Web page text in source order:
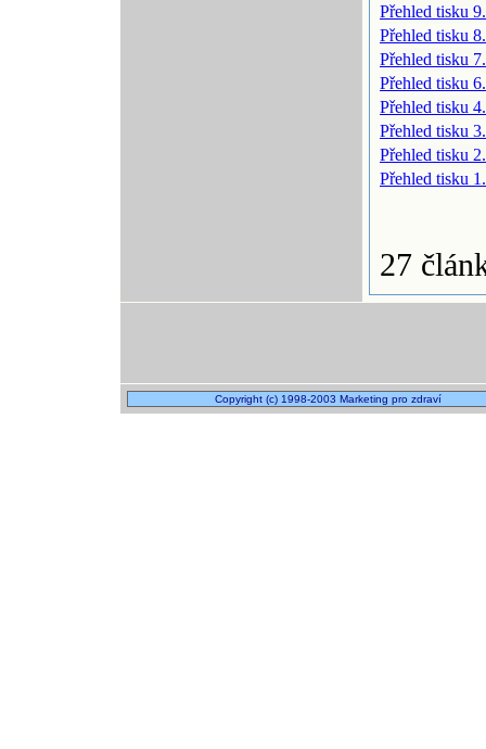
Přehled tisku
Přehled tisku
Přehled tisku
Přehled tisku
Přehled tisku
Přehled tisku
Přehled tisku
Přehled tisku
27
Copyright (c) 1998-2003 Marketing pro zdraví